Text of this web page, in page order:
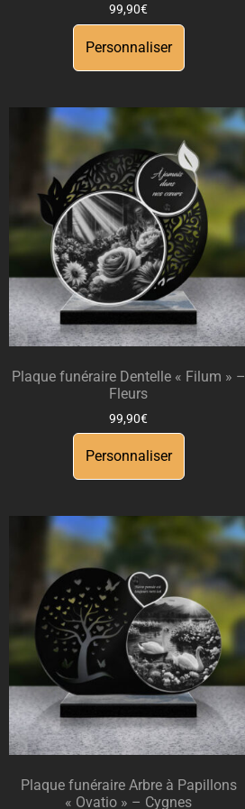
99,90€
Personnaliser
Plaque funéraire Dentelle « Filum » –
Fleurs
99,90€
Personnaliser
Plaque funéraire Arbre à Papillons
« Ovatio » – Cygnes